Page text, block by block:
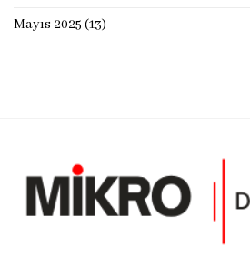
Mayıs 2025 (13)